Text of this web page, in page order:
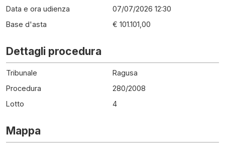
Data e ora udienza
07/07/2026 12:30
Base d'asta
€ 101.101,00
Dettagli procedura
Tribunale
Ragusa
Procedura
280/2008
Lotto
4
Mappa